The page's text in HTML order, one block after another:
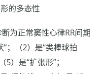
的多态性
为正常窦性心律RR间期
；（2）是“类棒球拍
）是“扩张形”；